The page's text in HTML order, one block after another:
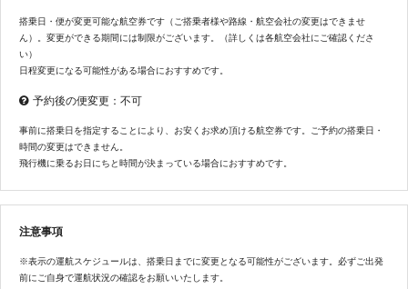
搭乗日・便が変更可能な航空券です（ご搭乗者様や路線・航空会社の変更はできませ
ん）。変更ができる期間には制限がございます。（詳しくは各航空会社にご確認くださ
い）
日程変更になる可能性がある場合におすすめです。
予約後の便変更：不可
事前に搭乗日を指定することにより、お安くお求め頂ける航空券です。ご予約の搭乗日・
時間の変更はできません。
飛行機に乗るお日にちと時間が決まっている場合におすすめです。
注意事項
※表示の運航スケジュールは、搭乗日までに変更となる可能性がございます。必ずご出発
前にご自身で運航状況の確認をお願いいたします。